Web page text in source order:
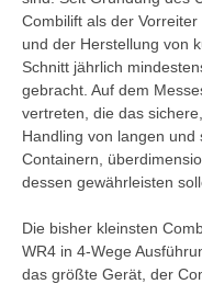
Combilift als der
und der Herstellung von
Schnitt jährlich
gebracht. Auf dem
vertreten, die das
Handling von langen und
Containern,
dessen gewährleisten
Die bisher kleinsten
WR4 in 4-Wege
das größte Gerät, der